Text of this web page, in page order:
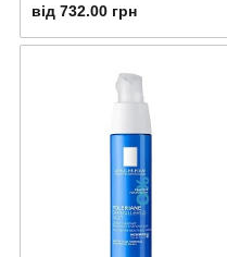
від 732.00 грн